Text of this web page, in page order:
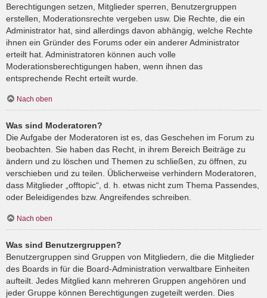
Berechtigungen setzen, Mitglieder sperren, Benutzergruppen
erstellen, Moderationsrechte vergeben usw. Die Rechte, die ein
Administrator hat, sind allerdings davon abhängig, welche Rechte
ihnen ein Gründer des Forums oder ein anderer Administrator
erteilt hat. Administratoren können auch volle
Moderationsberechtigungen haben, wenn ihnen das
entsprechende Recht erteilt wurde.
Nach oben
Was sind Moderatoren?
Die Aufgabe der Moderatoren ist es, das Geschehen im Forum zu
beobachten. Sie haben das Recht, in ihrem Bereich Beiträge zu
ändern und zu löschen und Themen zu schließen, zu öffnen, zu
verschieben und zu teilen. Üblicherweise verhindern Moderatoren,
dass Mitglieder „offtopic“, d. h. etwas nicht zum Thema Passendes,
oder Beleidigendes bzw. Angreifendes schreiben.
Nach oben
Was sind Benutzergruppen?
Benutzergruppen sind Gruppen von Mitgliedern, die die Mitglieder
des Boards in für die Board-Administration verwaltbare Einheiten
aufteilt. Jedes Mitglied kann mehreren Gruppen angehören und
jeder Gruppe können Berechtigungen zugeteilt werden. Dies